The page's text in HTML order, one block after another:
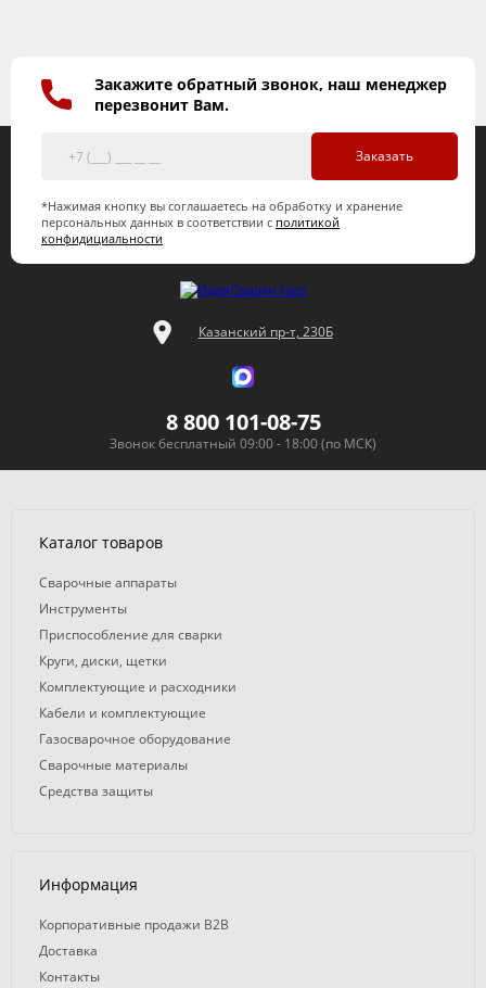
Закажите обратный звонок, наш менеджер
перезвонит Вам.
Заказать
*Нажимая кнопку вы соглашаетесь на обработку и хранение
персональных данных в соответствии с политикой
конфидициальности
Казанский пр-т, 230Б
8 800 101-08-75
Звонок бесплатный 09:00 - 18:00 (по МСК)
Каталог товаров
Сварочные аппараты
Инструменты
Приспособление для сварки
Круги, диски, щетки
Комплектующие и расходники
Кабели и комплектующие
Газосварочное оборудование
Сварочные материалы
Средства защиты
Информация
Корпоративные продажи B2B
Доставка
Контакты